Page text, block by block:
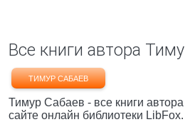
Все книги автора
ТИМУР САБАЕВ
Тимур Сабаев - все книги
сайте онлайн библиотеки LibFox.